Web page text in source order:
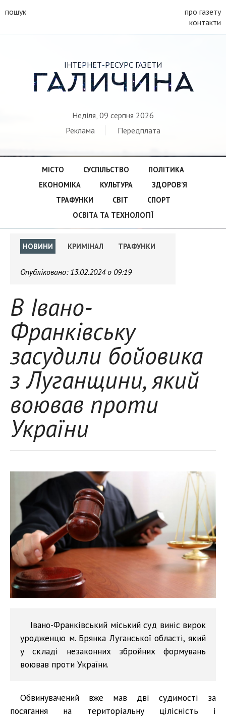
пошук
про газету
контакти
ІНТЕРНЕТ-РЕСУРС ГАЗЕТИ
ГАЛИЧИНА
Неділя, 09 серпня 2026
Реклама
Передплата
МІСТО СУСПІЛЬСТВО
ПОЛІТИКА
ЕКОНОМІКА
КУЛЬТУРА
ЗДОРОВ’Я
ТРАФУНКИ
СВІТ
СПОРТ
ОСВІТА ТА ТЕХНОЛОГІЇ
НОВИНИ КРИМІНАЛ ТРАФУНКИ
Опубліковано: 13.02.2024 о 09:19
В Івано-
Франківську
засудили бойовика
з Луганщини, який
воював проти
України
Івано-Франківський міський суд виніс вирок
уродженцю м. Брянка Луганської області, який
у складі незаконних збройних формувань
воював проти України.
Обвинувачений вже мав дві судимості за
посягання на територіальну цілісність і